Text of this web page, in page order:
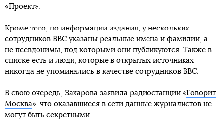
«Проект».
Кроме того, по информации издания, у нескольких
сотрудников BBC указаны реальные имена и фамилии, а
не псевдонимы, под которыми они публикуются. Также в
списке есть и люди, которые в открытых источниках
никогда не упоминались в качестве сотрудников BBC.
В свою очередь, Захарова заявила радиостанции «Говорит
Москва», что оказавшиеся в сети данные журналистов не
могут быть секретными.